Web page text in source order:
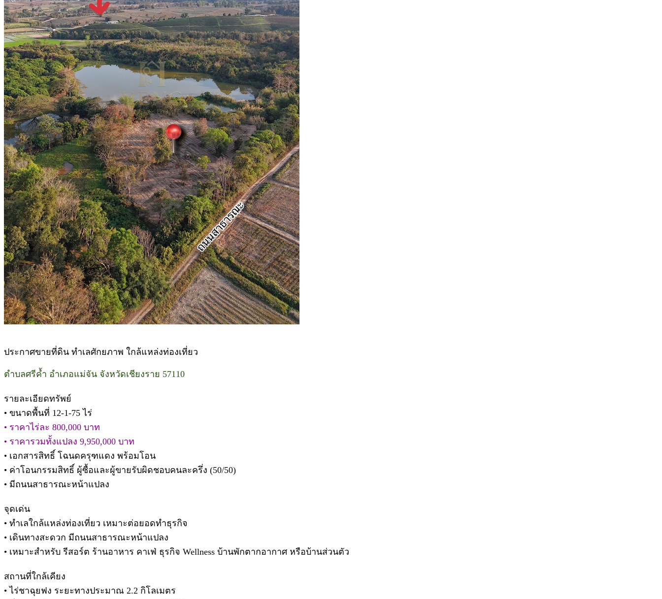
ประกาศขายที่ดิน ทำเลศักยภาพ ใกล้แหล่งท่องเที่ยว
ตำบลศรีค้ำ อำเภอแม่จัน จังหวัดเชียงราย 57110
รายละเอียดทรัพย์
• ขนาดพื้นที่ 12-1-75 ไร่
• ราคาไร่ละ 800,000 บาท
• ราคารวมทั้งแปลง 9,950,000 บาท
• เอกสารสิทธิ์ โฉนดครุฑแดง พร้อมโอน
• ค่าโอนกรรมสิทธิ์ ผู้ซื้อและผู้ขายรับผิดชอบคนละครึ่ง (50/50)
• มีถนนสาธารณะหน้าแปลง
จุดเด่น
• ทำเลใกล้แหล่งท่องเที่ยว เหมาะต่อยอดทำธุรกิจ
• เดินทางสะดวก มีถนนสาธารณะหน้าแปลง
• เหมาะสำหรับ รีสอร์ต ร้านอาหาร คาเฟ่ ธุรกิจ Wellness บ้านพักตากอากาศ หรือบ้านส่วนตัว
สถานที่ใกล้เคียง
• ไร่ชาฉุยฟง ระยะทางประมาณ 2.2 กิโลเมตร